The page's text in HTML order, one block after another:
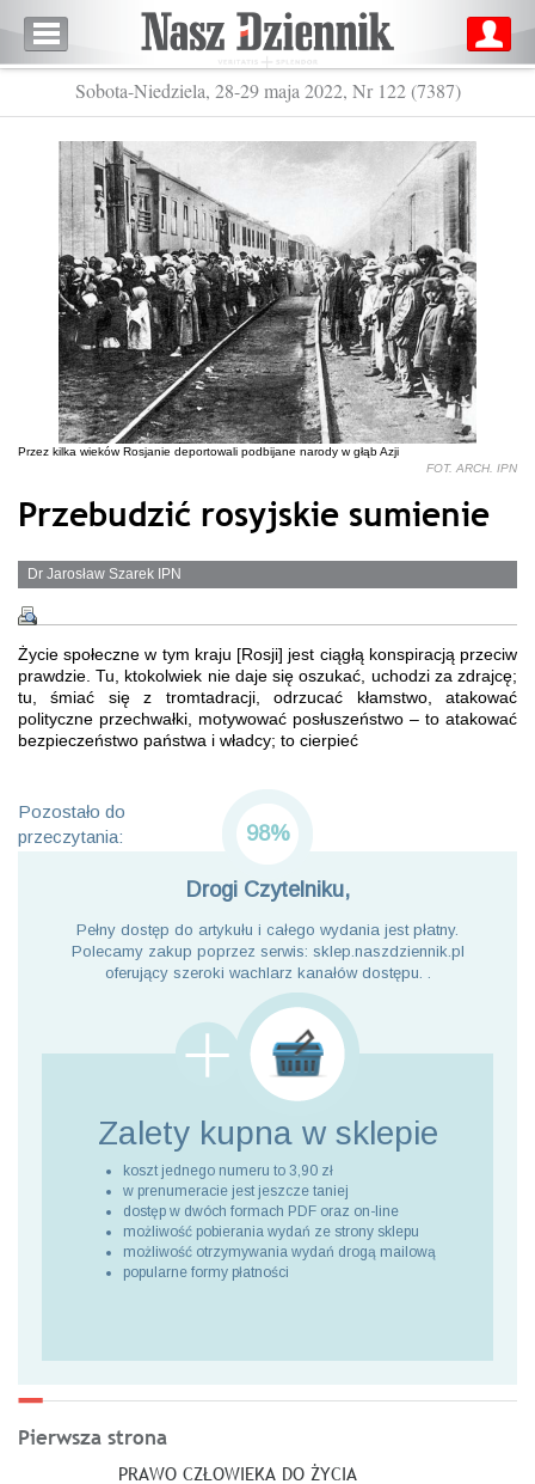
Sobota-Niedziela, 28-29 maja 2022, Nr 122 (7387)
Przez kilka wieków Rosjanie deportowali podbijane narody w głąb Azji
FOT. ARCH. IPN
Przebudzić rosyjskie sumienie
Dr Jarosław Szarek IPN
Życie społeczne w tym kraju [Rosji] jest ciągłą konspiracją przeciw
prawdzie. Tu, ktokolwiek nie daje się oszukać, uchodzi za zdrajcę;
tu, śmiać się z tromtadracji, odrzucać kłamstwo, atakować
polityczne przechwałki, motywować posłuszeństwo – to atakować
bezpieczeństwo państwa i władcy; to cierpieć
Pozostało do
przeczytania:
98%
Drogi Czytelniku,
Pełny dostęp do artykułu i całego wydania jest płatny.
Polecamy zakup poprzez serwis: sklep.naszdziennik.pl
oferujący szeroki wachlarz kanałów dostępu. .
Zalety kupna w sklepie
koszt jednego numeru to 3,90 zł
w prenumeracie jest jeszcze taniej
dostęp w dwóch formach PDF oraz on-line
możliwość pobierania wydań ze strony sklepu
możliwość otrzymywania wydań drogą mailową
popularne formy płatności
Pierwsza strona
PRAWO CZŁOWIEKA DO ŻYCIA